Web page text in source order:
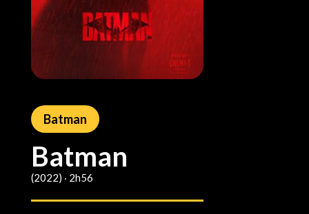
Batman
Batman
(2022) ‧ 2h56